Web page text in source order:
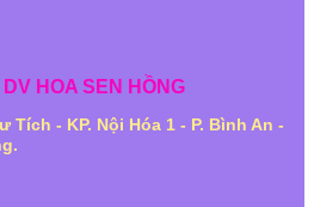
HOA SEN HỒNG
- KP. Nội Hóa 1 - P. Bình An -